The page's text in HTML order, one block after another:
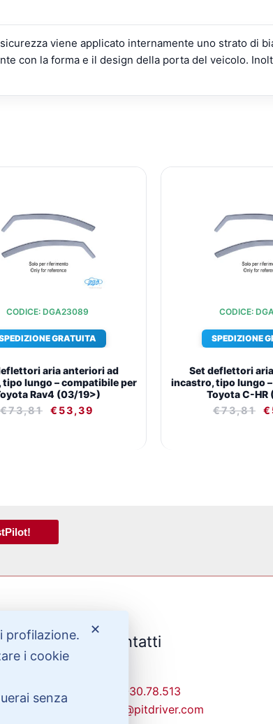
viene applicato internamente uno strato di
con la forma e il design della porta del veicolo.
CODICE: DGA23089
GRATUITA
aria anteriori ad
lungo – compatibile per
Rav4 (03/19>)
€73,81
€73,81.
€ 53,39
CODICE:
SPEDIZIONE
Set deflettori
incastro, tipo lungo
Toyota C-HR
€73,81 €
Contatti
329-30.78.513
info@pitdriver.com
✕
profilazione.
i cookie
senza